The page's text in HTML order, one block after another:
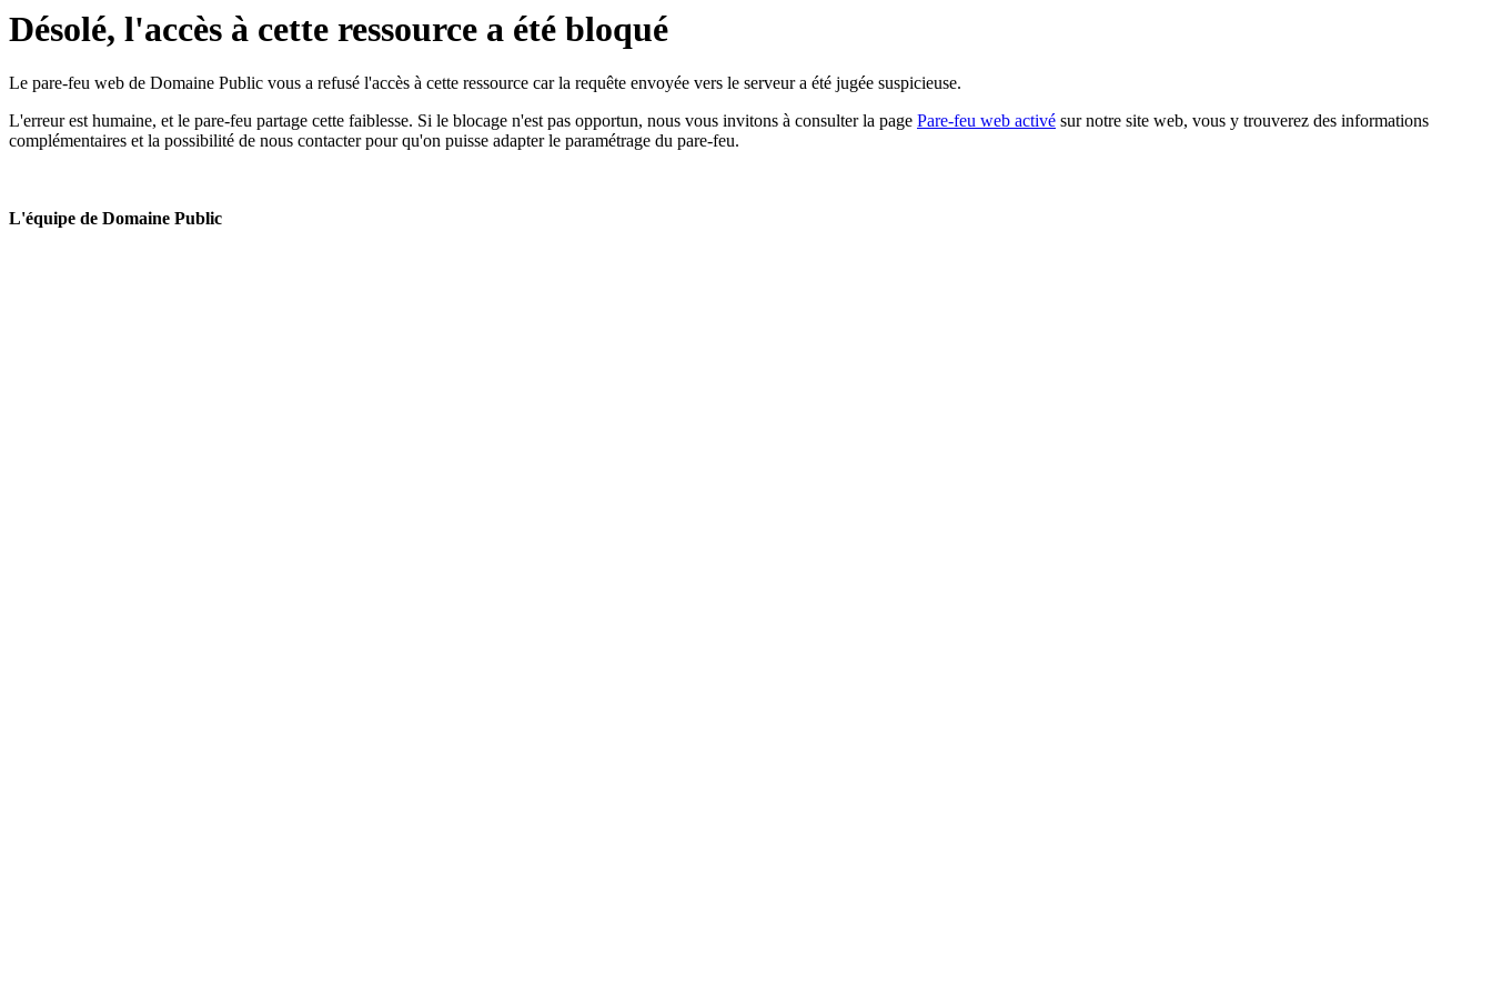
Désolé, l'accès à cette ressource a été bloqué
Le pare-feu web de Domaine Public vous a refusé l'accès à cette ressource car la requête envoyée vers le serveur a été jugée suspicieuse.
L'erreur est humaine, et le pare-feu partage cette faiblesse. Si le blocage n'est pas opportun, nous vous invitons à consulter la page Pare-feu web activé sur notre site web, vous y trouverez des informations
complémentaires et la possibilité de nous contacter pour qu'on puisse adapter le paramétrage du pare-feu.
L'équipe de Domaine Public